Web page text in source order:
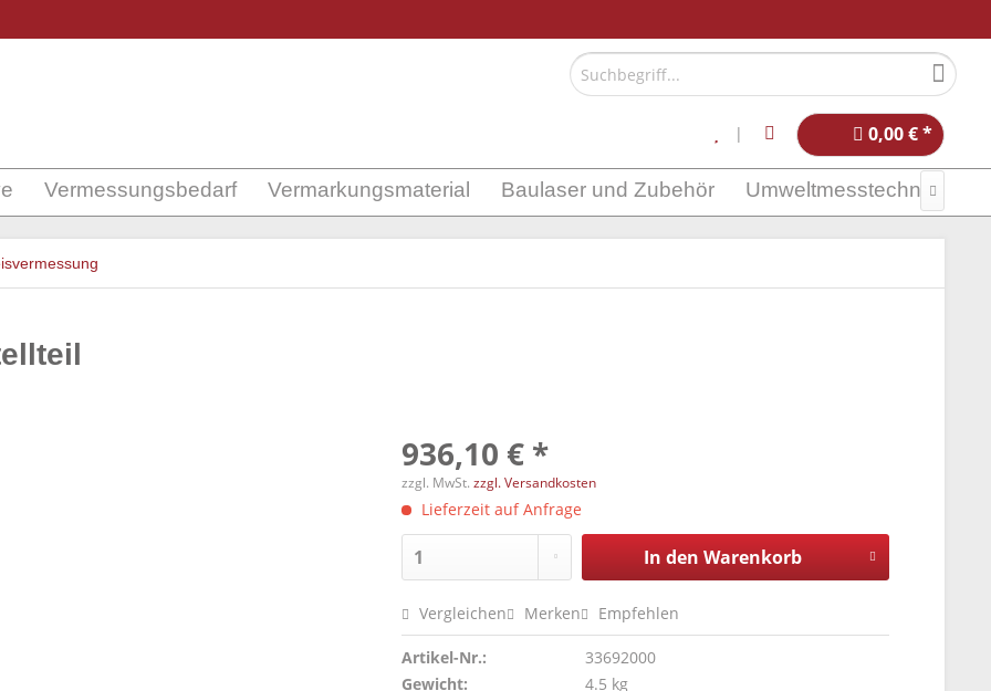
0,00 € *
Vermessungsbedarf Vermarkungsmaterial Baulaser und Zubehör Umweltmesstechnik
936,10 € *
zzgl. MwSt.zzgl. Versandkosten
Lieferzeit auf Anfrage
In den Warenkorb
Vergleichen Merken Empfehlen
Artikel-Nr.:
33692000
Gewicht:
4.5 kg